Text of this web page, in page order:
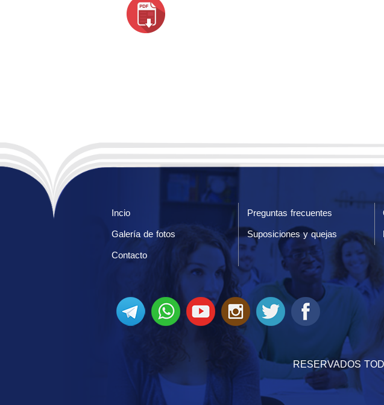
Incio Preguntas frecuentes
Galería de fotos
Suposiciones y quejas
Contacto
RESERVADOS